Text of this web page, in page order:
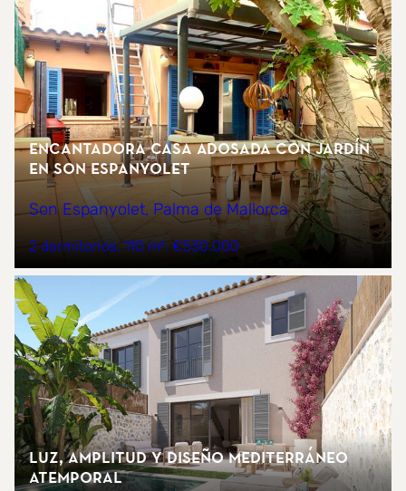
Encantadora Casa Adosada con Jardín
en Son Espanyolet
Son Espanyolet, Palma de Mallorca
2 dormitorios 110 m² €530.000
Luz, amplitud y diseño mediterráneo
atemporal